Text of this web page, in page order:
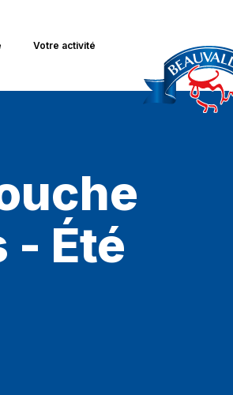
Votre activité
- Été